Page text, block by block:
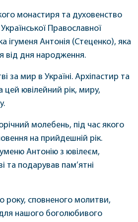
монастиря та духовенство
Православної
ігуменя Антонія (Стеценко), яка
від дня народження.
за мир в Україні. Архіпастир та
цей ювілейний рік, миру,
молебень, під час якого
на прийдешній рік.
Антонію з ювілеєм,
та подарував пам’ятні
року, сповненого молитви,
для нашого боголюбивого